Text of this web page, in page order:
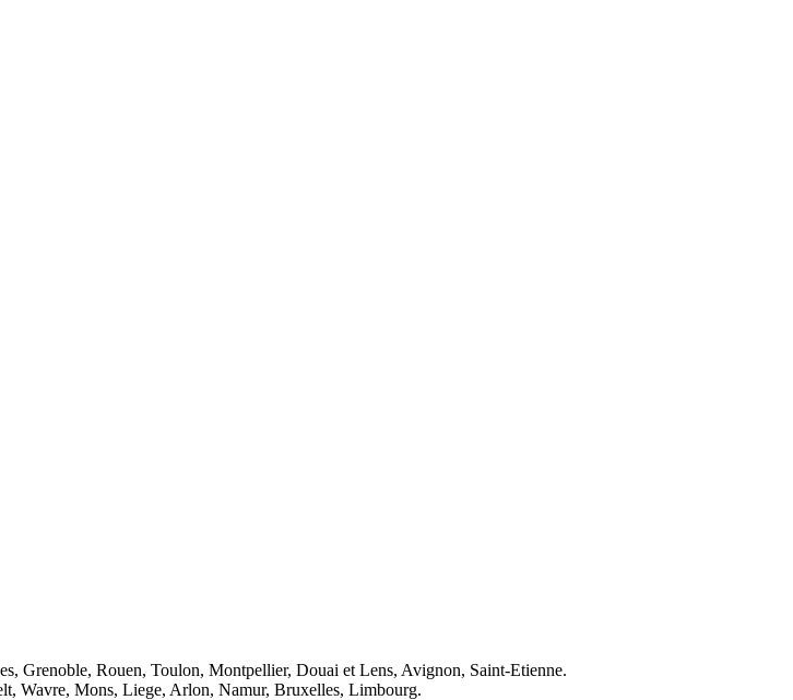
Grenoble, Rouen, Toulon, Montpellier, Douai et Lens, Avignon, Saint-Etienne.
Wavre, Mons, Liege, Arlon, Namur, Bruxelles, Limbourg.